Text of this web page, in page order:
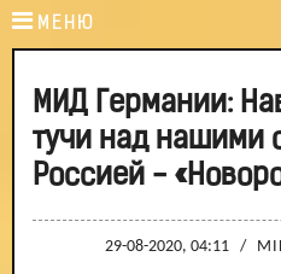
МЕНЮ
МИД Германии:
тучи над нашими
Россией -
29-08-2020, 04:11 /